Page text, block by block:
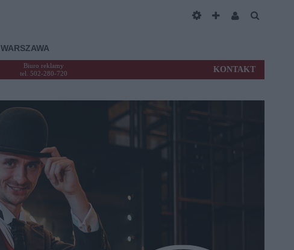
WARSZAWA
Biuro reklamy
tel. 502-280-720
KONTAKT